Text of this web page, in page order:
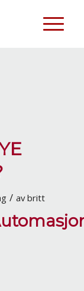
/ avbritt